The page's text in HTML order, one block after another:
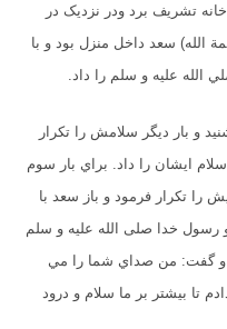
تشريف برد ودر نزدیک در
الله) سعد داخل منزل بود و با
عليه و سلم را داد.
و بار ديگر سلامش را تکرار
ايشان را داد. براي بار سوم
تکرار فرمود و باز سعد با
خدا صلى الله عليه و سلم
و گفت: من صداي شما را مي
تا بيشتر بر ما سلام و درود